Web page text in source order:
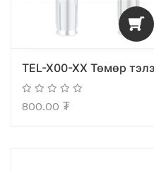
TEL-X00-XX Төмөр
800.00 ₮